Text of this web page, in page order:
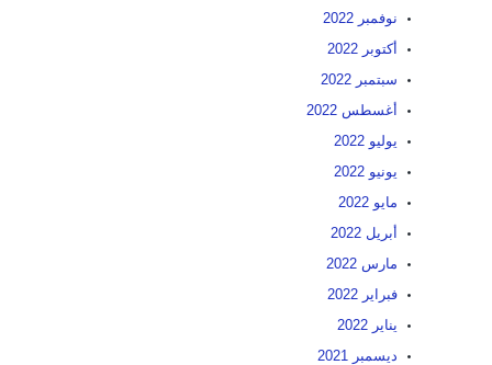
نوفمبر 2022
أكتوبر 2022
سبتمبر 2022
أغسطس 2022
يوليو 2022
يونيو 2022
مايو 2022
أبريل 2022
مارس 2022
فبراير 2022
يناير 2022
ديسمبر 2021